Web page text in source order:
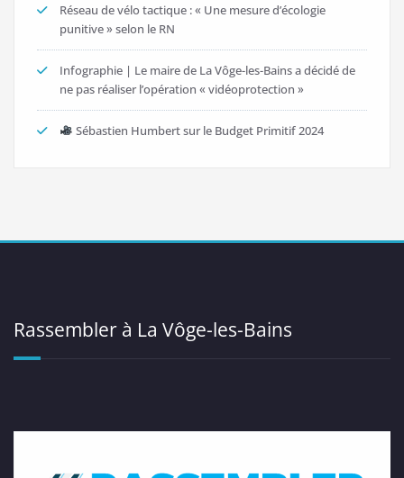
Réseau de vélo tactique : « Une mesure d’écologie
punitive » selon le RN
Infographie | Le maire de La Vôge-les-Bains a décidé de
ne pas réaliser l’opération « vidéoprotection »
Sébastien Humbert sur le Budget Primitif 2024
Rassembler à La Vôge-les-Bains